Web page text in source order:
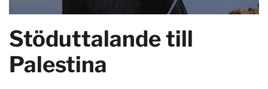
Stöduttalande till
Palestina